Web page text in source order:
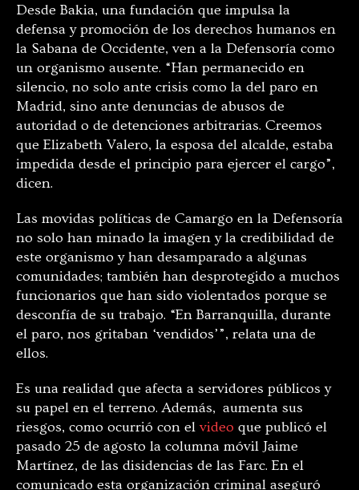
Desde Bakia, una fundación que impulsa la
defensa y promoción de los derechos humanos en
la Sabana de Occidente, ven a la Defensoría como
un organismo ausente. “Han permanecido en
silencio, no solo ante crisis como la del paro en
Madrid, sino ante denuncias de abusos de
autoridad o de detenciones arbitrarias. Creemos
que Elizabeth Valero, la esposa del alcalde, estaba
impedida desde el principio para ejercer el cargo”,
dicen.
Las movidas políticas de Camargo en la Defensoría
no solo han minado la imagen y la credibilidad de
este organismo y han desamparado a algunas
comunidades; también han desprotegido a muchos
funcionarios que han sido violentados porque se
desconfía de su trabajo. “En Barranquilla, durante
el paro, nos gritaban ‘vendidos’”, relata una de
ellos.
Es una realidad que afecta a servidores públicos y
su papel en el terreno. Además, aumenta sus
riesgos, como ocurrió con el video que publicó el
pasado 25 de agosto la columna móvil Jaime
Martínez, de las disidencias de las Farc. En el
comunicado esta organización criminal aseguró